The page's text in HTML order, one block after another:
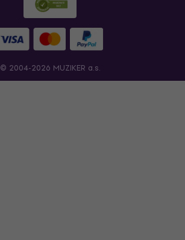
© 2004-2026 MUZIKER a.s.